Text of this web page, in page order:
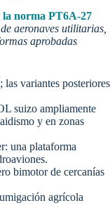
la norma PT6A-27
aeronaves utilitarias,
aprobadas
variantes posteriores
suizo ampliamente
y en zonas
una plataforma
bimotor de cercanías
agrícola